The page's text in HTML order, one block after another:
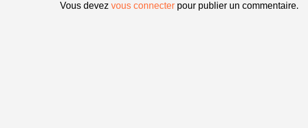
Vous devez vous connecter pour publier un commentaire.